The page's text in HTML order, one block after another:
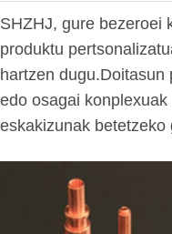
SHZHJ, gure bezeroei
produktu
hartzen
edo osagai
eskakizunak betetzeko